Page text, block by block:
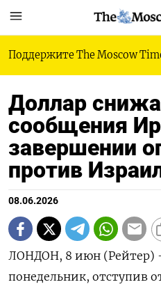
Поддержите The Moscow
Доллар
сообщения
завершении
против
08.06.2026
ЛОНДОН, 8 июн (Рейтер)
понедельник, отступив